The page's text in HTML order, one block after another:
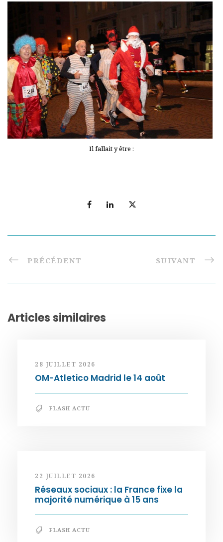
Il fallait y être :
PRÉCÉDENT SUIVANT
Articles similaires
28 JUILLET 2026
OM-Atletico Madrid le 14 août
FLASH ACTU
22 JUILLET 2026
Réseaux sociaux : la France fixe la
majorité numérique à 15 ans
FLASH ACTU